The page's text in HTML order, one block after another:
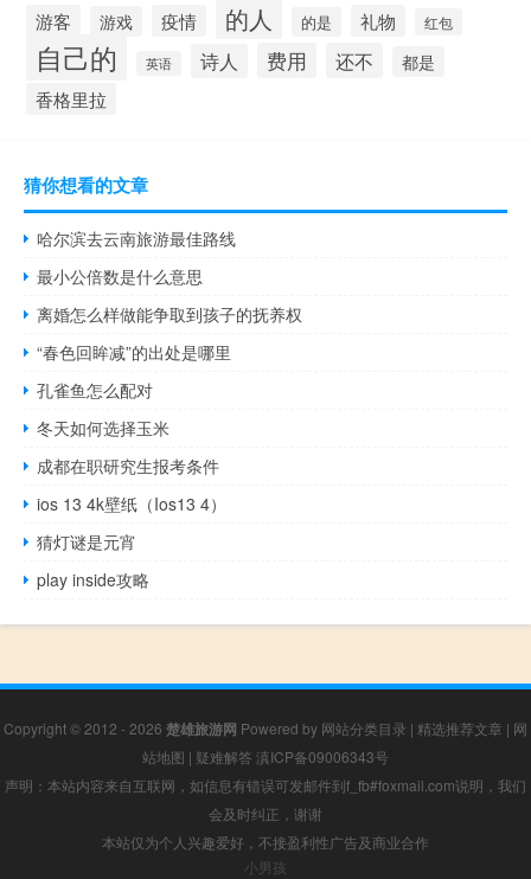
游客 游戏 疫情 的人 的是 礼物 红包
自己的 英语 诗人 费用 还不 都是
香格里拉
猜你想看的文章
哈尔滨去云南旅游最佳路线
最小公倍数是什么意思
离婚怎么样做能争取到孩子的抚养权
“春色回眸减”的出处是哪里
孔雀鱼怎么配对
冬天如何选择玉米
成都在职研究生报考条件
ios 13 4k壁纸（Ios13 4）
猜灯谜是元宵
play inside攻略
Copyright © 2012 - 2026 楚雄旅游网 Powered by 网站分类目录 | 精选推荐文章 | 网
站地图 | 疑难解答 滇ICP备09006343号
声明：本站内容来自互联网，如信息有错误可发邮件到f_fb#foxmail.com说明，我们
会及时纠正，谢谢
本站仅为个人兴趣爱好，不接盈利性广告及商业合作
小男孩